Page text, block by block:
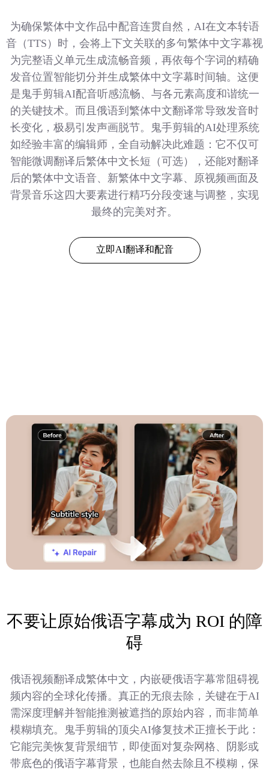
为确保繁体中文作品中配音连贯自然，AI在文本转语
音（TTS）时，会将上下文关联的多句繁体中文字幕视
为完整语义单元生成流畅音频，再依每个字词的精确
发音位置智能切分并生成繁体中文字幕时间轴。这便
是鬼手剪辑AI配音听感流畅、与各元素高度和谐统一
的关键技术。而且俄语到繁体中文翻译常导致发音时
长变化，极易引发声画脱节。鬼手剪辑的AI处理系统
如经验丰富的编辑师，全自动解决此难题：它不仅可
智能微调翻译后繁体中文长短（可选），还能对翻译
后的繁体中文语音、新繁体中文字幕、原视频画面及
背景音乐这四大要素进行精巧分段变速与调整，实现
最终的完美对齐。
立即AI翻译和配音
不要让原始俄语字幕成为 ROI 的障
碍
俄语视频翻译成繁体中文，内嵌硬俄语字幕常阻碍视
频内容的全球化传播。真正的无痕去除，关键在于AI
需深度理解并智能推测被遮挡的原始内容，而非简单
模糊填充。鬼手剪辑的顶尖AI修复技术正擅长于此：
它能完美恢复背景细节，即使面对复杂网格、阴影或
带底色的俄语字幕背景，也能自然去除且不模糊，保